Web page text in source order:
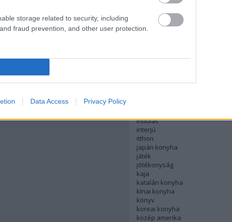
storage related to security, including
fraud prevention, and other user protection.
Data Access Privacy Policy
english
északi konyha
francia konyha
holland konyha
indulás
interjú
itthon
japán konyha
játék
jótékonyság
kaja
katalán konyha
kínai konyha
könyv
koreai konyha
közép amerika